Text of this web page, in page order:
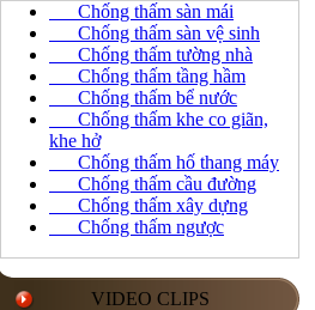
Chống thấm sàn mái
Chống thấm sàn vệ sinh
Chống thấm tường nhà
Chống thấm tầng hầm
Chống thấm bể nước
Chống thấm khe co giãn,
khe hở
Chống thấm hố thang máy
Chống thấm cầu đường
Chống thấm xây dựng
Chống thấm ngược
VIDEO CLIPS